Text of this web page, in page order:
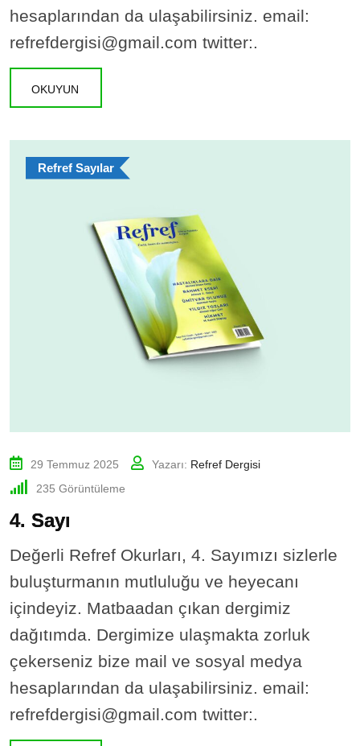
hesaplarından da ulaşabilirsiniz. email:
refrefdergisi@gmail.com twitter:.
OKUYUN
Refref Sayılar
29 Temmuz 2025 Yazarı: Refref Dergisi
235 Görüntüleme
4. Sayı
Değerli Refref Okurları, 4. Sayımızı sizlerle
buluşturmanın mutluluğu ve heyecanı
içindeyiz. Matbaadan çıkan dergimiz
dağıtımda. Dergimize ulaşmakta zorluk
çekerseniz bize mail ve sosyal medya
hesaplarından da ulaşabilirsiniz. email:
refrefdergisi@gmail.com twitter:.